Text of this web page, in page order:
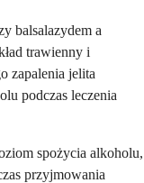
balsalazydem a
trawienny i
zapalenia jelita
podczas leczenia
spożycia alkoholu,
przyjmowania